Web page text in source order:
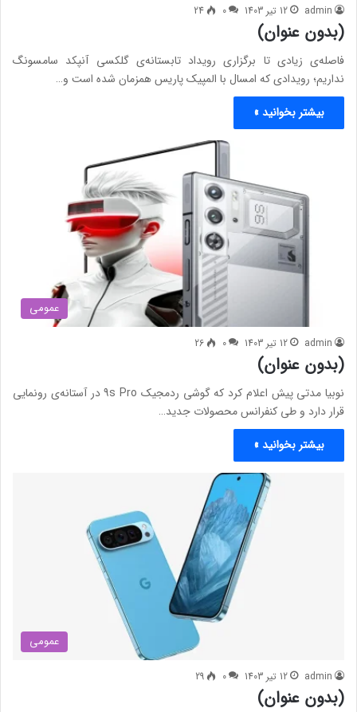
admin 12 تیر 1403 0
24
(بدون عنوان)
فاصله‌ی زیادی تا برگزاری رویداد تابستانه‌ی گلکسی آنپکد سامسونگ
نداریم؛ رویدادی که امسال با المپیک پاریس همزمان شده است و…
بیشتر بخوانید »
عمومی
admin 12 تیر 1403 0
26
(بدون عنوان)
نوبیا مدتی پیش اعلام کرد که گوشی ردمجیک 9s Pro در آستانه‌ی رونمایی
قرار دارد و طی کنفرانس محصولات جدید…
بیشتر بخوانید »
عمومی
admin 12 تیر 1403 0
29
(بدون عنوان)